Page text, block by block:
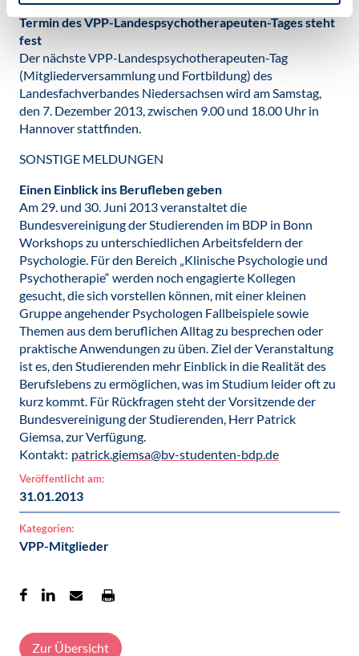
Termin des VPP-Landespsychotherapeuten-Tages steht
fest
Der nächste VPP-Landespsychotherapeuten-Tag
(Mitgliederversammlung und Fortbildung) des
Landesfachverbandes Niedersachsen wird am Samstag,
den 7. Dezember 2013, zwischen 9.00 und 18.00 Uhr in
Hannover stattfinden.
SONSTIGE MELDUNGEN
Einen Einblick ins Berufleben geben
Am 29. und 30. Juni 2013 veranstaltet die
Bundesvereinigung der Studierenden im BDP in Bonn
Workshops zu unterschiedlichen Arbeitsfeldern der
Psychologie. Für den Bereich „Klinische Psychologie und
Psychotherapie“ werden noch engagierte Kollegen
gesucht, die sich vorstellen können, mit einer kleinen
Gruppe angehender Psychologen Fallbeispiele sowie
Themen aus dem beruflichen Alltag zu besprechen oder
praktische Anwendungen zu üben. Ziel der Veranstaltung
ist es, den Studierenden mehr Einblick in die Realität des
Berufslebens zu ermöglichen, was im Studium leider oft zu
kurz kommt. Für Rückfragen steht der Vorsitzende der
Bundesvereinigung der Studierenden, Herr Patrick
Giemsa, zur Verfügung.
Kontakt: patrick.giemsa@bv-studenten-bdp.de
Veröffentlicht am:
31.01.2013
Kategorien:
VPP-Mitglieder
Zur Übersicht